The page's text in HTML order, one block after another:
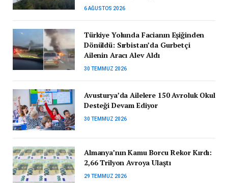
6 AĞUSTOS 2026
Türkiye Yolunda Facianın Eşiğinden
Dönüldü: Sırbistan’da Gurbetçi
Ailenin Aracı Alev Aldı
30 TEMMUZ 2026
Avusturya’da Ailelere 150 Avroluk Okul
Desteği Devam Ediyor
30 TEMMUZ 2026
Almanya’nın Kamu Borcu Rekor Kırdı:
2,66 Trilyon Avroya Ulaştı
29 TEMMUZ 2026